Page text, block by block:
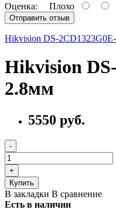
Оценка: Плохо
Отправить отзыв
Hikvision DS-
Hikvision
2.8мм
5550 руб.
Купить
В закладки В сравнение
Есть в наличии